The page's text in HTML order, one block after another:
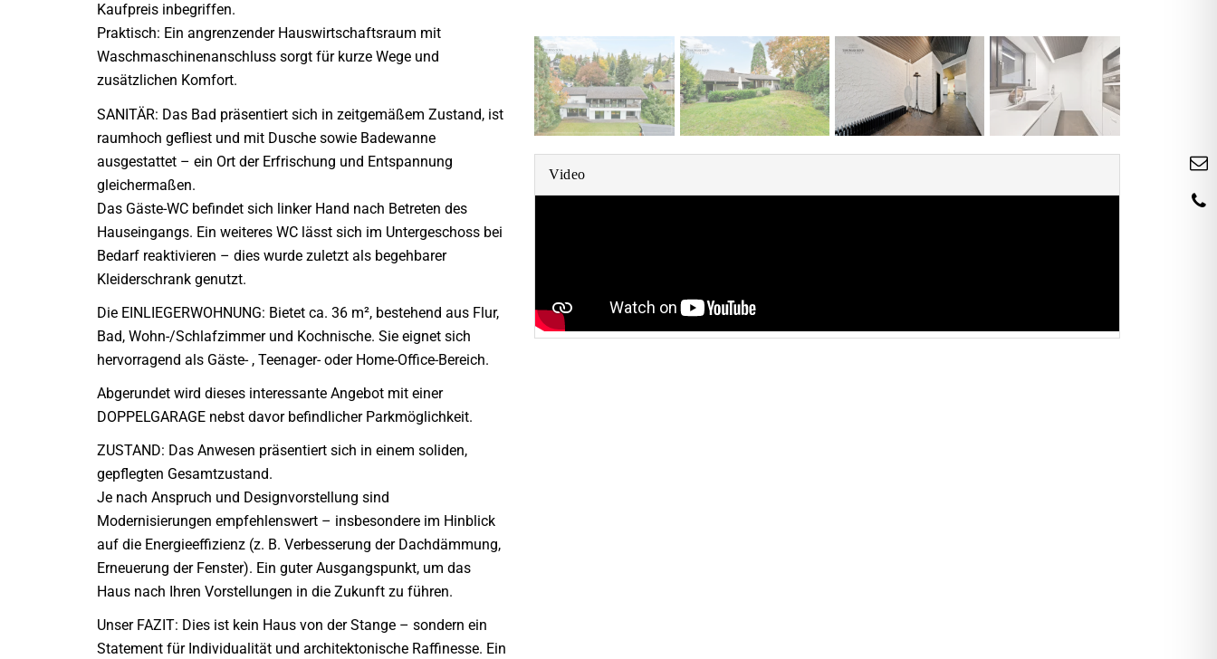
Video
Kaufpreis inbegriffen.
Praktisch: Ein angrenzender Hauswirtschaftsraum mit
Waschmaschinenanschluss sorgt für kurze Wege und
zusätzlichen Komfort.
SANITÄR: Das Bad präsentiert sich in zeitgemäßem Zustand, ist
raumhoch gefliest und mit Dusche sowie Badewanne
ausgestattet – ein Ort der Erfrischung und Entspannung
gleichermaßen.
Das Gäste-WC befindet sich linker Hand nach Betreten des
Hauseingangs. Ein weiteres WC lässt sich im Untergeschoss bei
Bedarf reaktivieren – dies wurde zuletzt als begehbarer
Kleiderschrank genutzt.
Die EINLIEGERWOHNUNG: Bietet ca. 36 m², bestehend aus Flur,
Bad, Wohn-/Schlafzimmer und Kochnische. Sie eignet sich
hervorragend als Gäste- , Teenager- oder Home-Office-Bereich.
Abgerundet wird dieses interessante Angebot mit einer
DOPPELGARAGE nebst davor befindlicher Parkmöglichkeit.
ZUSTAND: Das Anwesen präsentiert sich in einem soliden,
gepflegten Gesamtzustand.
Je nach Anspruch und Designvorstellung sind
Modernisierungen empfehlenswert – insbesondere im Hinblick
auf die Energieeffizienz (z. B. Verbesserung der Dachdämmung,
Erneuerung der Fenster). Ein guter Ausgangspunkt, um das
Haus nach Ihren Vorstellungen in die Zukunft zu führen.
Unser FAZIT: Dies ist kein Haus von der Stange – sondern ein
Statement für Individualität und architektonische Raffinesse. Ein